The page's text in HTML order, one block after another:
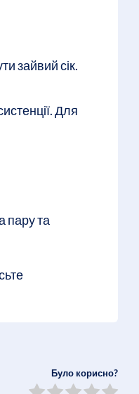
зайвий сік.
Для
пару та
Було корисно?